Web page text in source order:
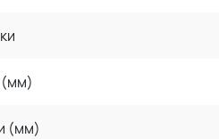
(мм)
(мм)